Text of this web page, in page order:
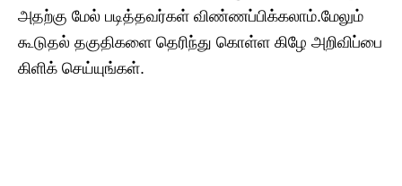
அதற்கு மேல் படித்தவர்கள் விண்ணப்பிக்கலாம்.மேலும்
கூடுதல் தகுதிகளை தெரிந்து கொள்ள கிழே அறிவிப்பை
கிளிக் செய்யுங்கள்.